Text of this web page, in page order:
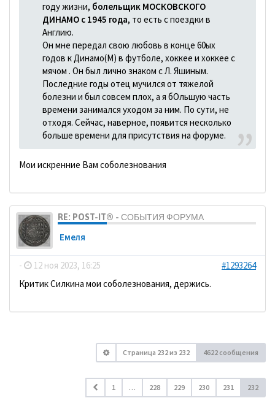
году жизни, болельщик МОСКОВСКОГО
ДИНАМО с 1945 года, то есть с поездки в
Англию.
Он мне передал свою любовь в конце 60ых
годов к Динамо(М) в футболе, хоккее и хоккее с
мячом . Он был лично знаком с Л. Яшиным.
Последние годы отец мучился от тяжелой
болезни и был совсем плох, а я бОльшую часть
времени занимался уходом за ним. По сути, не
отходя. Сейчас, наверное, появится несколько
больше времени для присутствия на форуме.
Мои искренние Вам соболезнования
RE: POST-IT® - СОБЫТИЯ ФОРУМА
Емеля
- 12 ноя 2023, 16:25
#1293264
Критик Силкина мои соболезнования, держись.
Страница 232из 232 4622 сообщения
1 … 228 229 230 231 232